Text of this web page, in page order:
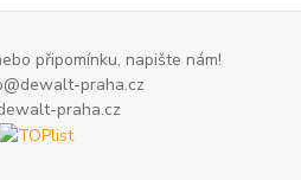
připomínku, napište nám!
praha.cz
praha.cz